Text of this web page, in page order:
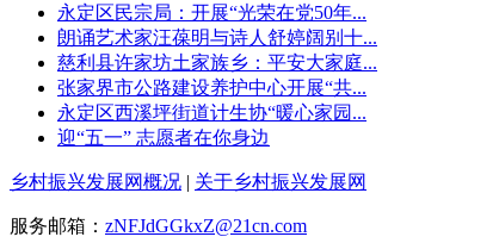
永定区民宗局：开展“光荣在党50年...
朗诵艺术家汪葆明与诗人舒婷阔别十...
慈利县许家坊土家族乡：平安大家庭...
张家界市公路建设养护中心开展“共...
永定区西溪坪街道计生协“暖心家园...
迎“五一” 志愿者在你身边
乡村振兴发展网概况 | 关于乡村振兴发展网
服务邮箱： zNFJdGGkxZ@21cn.com